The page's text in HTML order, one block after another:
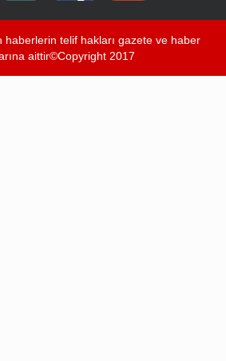
haberlerin telif hakları gazete ve haber
aittir©Copyright 2017